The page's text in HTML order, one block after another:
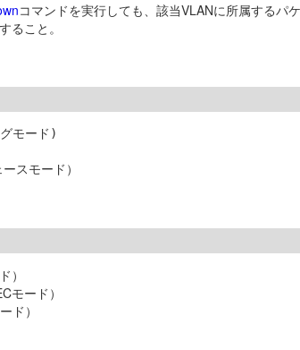
コマンドを実行しても、該当VLANに所属するパ
ること。
モード)
）
モード）
ド）